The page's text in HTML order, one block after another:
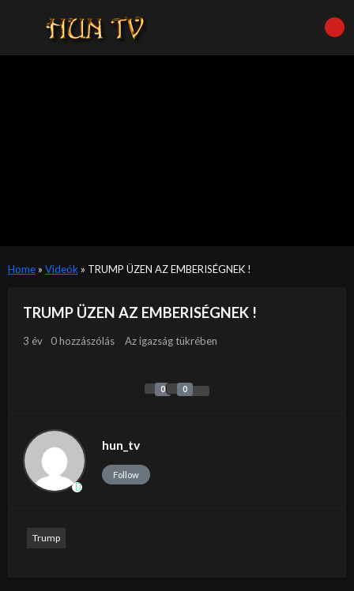
Home» Videók » TRUMP ÜZEN AZ EMBERISÉGNEK !
TRUMP ÜZEN AZ EMBERISÉGNEK !
3 év 0 hozzászólás Az igazság tükrében
0 0
hun_tv
Follow
Trump